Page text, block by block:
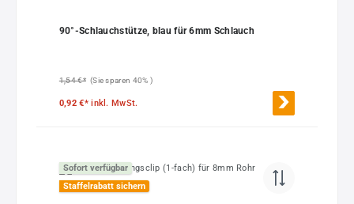
90°-Schlauchstütze, blau für 6mm Schlauch
1,54 €* (Sie sparen 40% )
0,92 €*inkl. MwSt.
Sofort verfügbar
Staffelrabatt sichern